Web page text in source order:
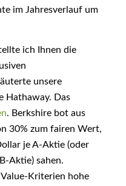
im Jahresverlauf um
ich Ihnen die
unsere
Hathaway. Das
. Berkshire bot aus
30% zum fairen Wert,
je A-Aktie (oder
Aktie) sahen.
Kriterien hohe